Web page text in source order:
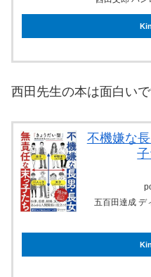
西田先生の本は面白いで
不機嫌な
五百田達成 デ